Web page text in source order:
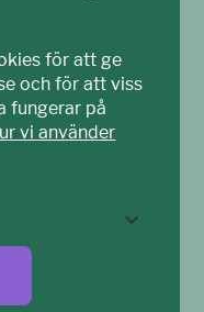
med barn och
– en
mot sexuell
för att ge
och för att viss
fungerar på
vi använder